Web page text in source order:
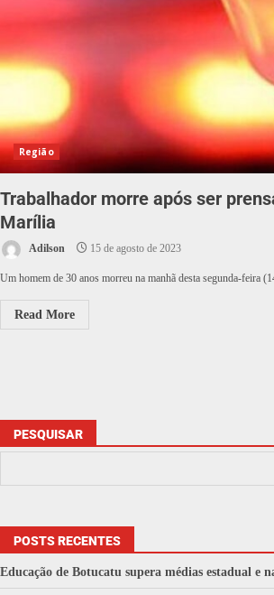
Região
Trabalhador morre após ser
Marília
Adilson 15 de agosto de 2023
Um homem de 30 anos morreu na manhã desta segunda-feira
Read More
PESQUISAR
POSTS RECENTES
Educação de Botucatu supera médias estadual e